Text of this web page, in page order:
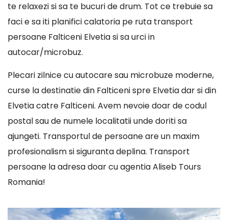
te relaxezi si sa te bucuri de drum. Tot ce trebuie sa
faci e sa iti planifici calatoria pe ruta transport
persoane Falticeni Elvetia si sa urci in
autocar/microbuz.
Plecari zilnice cu autocare sau microbuze moderne,
curse la destinatie din Falticeni spre Elvetia dar si din
Elvetia catre Falticeni. Avem nevoie doar de codul
postal sau de numele localitatii unde doriti sa
ajungeti. Transportul de persoane are un maxim
profesionalism si siguranta deplina. Transport
persoane la adresa doar cu agentia Aliseb Tours
Romania!
Player